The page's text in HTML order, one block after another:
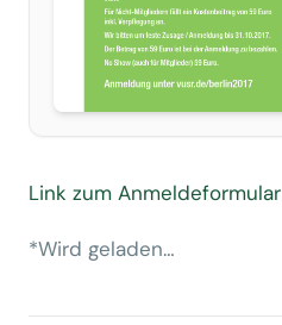
Link zum Anmeldeformular
*Wird geladen…